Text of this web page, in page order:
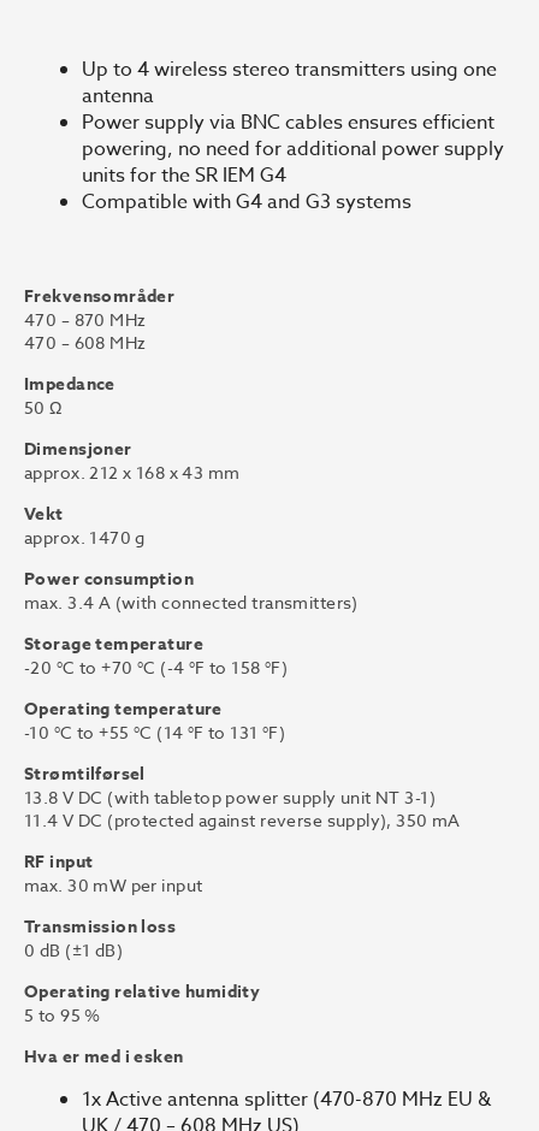
Up to 4 wireless stereo transmitters using one
antenna
Power supply via BNC cables ensures efficient
powering, no need for additional power supply
units for the SR IEM G4
Compatible with G4 and G3 systems
Frekvensområder
470 – 870 MHz
470 – 608 MHz
Impedance
50 Ω
Dimensjoner
approx. 212 x 168 x 43 mm
Vekt
approx. 1470 g
Power consumption
max. 3.4 A (with connected transmitters)
Storage temperature
-20 °C to +70 °C (-4 °F to 158 °F)
Operating temperature
-10 °C to +55 °C (14 °F to 131 °F)
Strømtilførsel
13.8 V DC (with tabletop power supply unit NT 3-1)
11.4 V DC (protected against reverse supply), 350 mA
RF input
max. 30 mW per input
Transmission loss
0 dB (±1 dB)
Operating relative humidity
5 to 95 %
Hva er med i esken
1x Active antenna splitter (470-870 MHz EU &